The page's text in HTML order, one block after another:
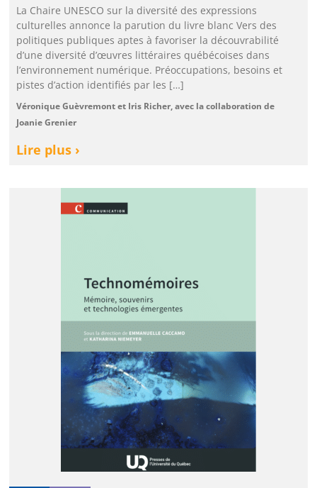
La Chaire UNESCO sur la diversité des expressions
culturelles annonce la parution du livre blanc Vers des
politiques publiques aptes à favoriser la découvrabilité
d’une diversité d’œuvres littéraires québécoises dans
l’environnement numérique. Préoccupations, besoins et
pistes d’action identifiés par les […]
Véronique Guèvremont et Iris Richer, avec la collaboration de
Joanie Grenier
Lire plus ›